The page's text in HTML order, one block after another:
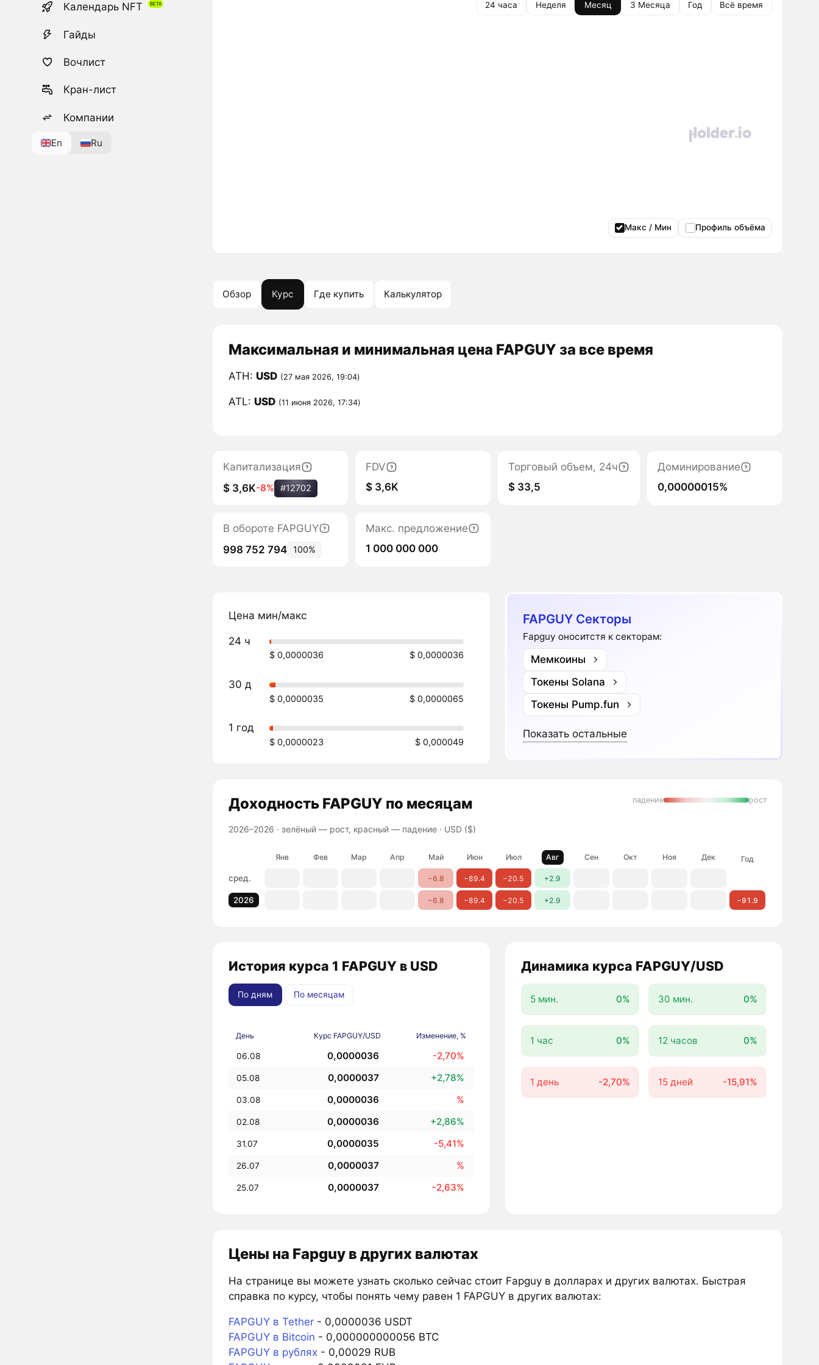
Календарь NFT
Гайды
Вочлист
Кран-лист
Компании
En Ru
24 часа Неделя Месяц 3 Месяца Год Всё время
Макс / Мин Профиль объёма
Обзор Курс Где купить Калькулятор
Максимальная и минимальная цена FAPGUY за все время
ATH: USD (27 мая 2026, 19:04)
ATL: USD (11 июня 2026, 17:34)
Капитализация
$ 3,6K-8% #12702
FDV
$ 3,6K
Торговый объем, 24ч
$ 33,5
Доминирование
0,00000015%
В обороте FAPGUY
998 752 794
100%
Макс. предложение
1 000 000 000
Цена мин/макс
24 ч
$ 0,0000036 $ 0,0000036
30 д
$ 0,0000035 $ 0,0000065
1 год
$ 0,0000023 $ 0,000049
FAPGUY Секторы
Fapguy оноситстя к секторам:
Мемкоины
Токены Solana
Токены Pump.fun
Показать остальные
ДоходностьFAPGUY по месяцам
2026–2026 · зелёный — рост, красный — падение· USD ($)
падение рост
Янв Фев Мар Апр Май Июн Июл Авг Сен Окт Ноя Дек Год
сред. −6.8 −89.4 −20.5 +2.9
2026 −6.8 −89.4 −20.5 +2.9 −91.9
История курса 1 FAPGUY в USD
По дням По месяцам
День Курс FAPGUY/USD Изменение, %
06.08 0,0000036 -2,70%
05.08 0,0000037 +2,78%
03.08 0,0000036 %
02.08 0,0000036 +2,86%
31.07 0,0000035 -5,41%
26.07 0,0000037 %
25.07 0,0000037 -2,63%
Динамика курса FAPGUY/USD
5 мин. 0% 30 мин. 0%
1 час 0% 12 часов 0%
1 день -2,70% 15 дней -15,91%
Цены на Fapguy в других валютах
На странице вы можете узнать сколько сейчас стоит Fapguy в долларах и других валютах. Быстрая
справка по курсу, чтобы понять чему равен 1 FAPGUY в других валютах:
FAPGUY в Tether- 0,0000036 USDT
FAPGUY в Bitcoin - 0,000000000056 BTC
FAPGUY в рублях- 0,00029 RUB